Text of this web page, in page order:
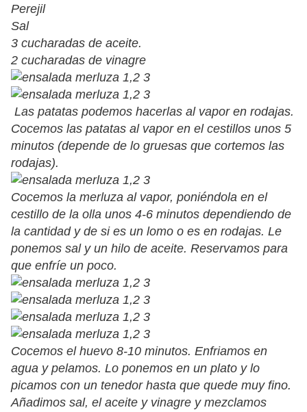
Perejil
Sal
3 cucharadas de aceite.
2 cucharadas de vinagre
Las patatas podemos hacerlas al vapor en rodajas.
Cocemos las patatas al vapor en el cestillos unos 5
minutos (depende de lo gruesas que cortemos las
rodajas).
Cocemos la merluza al vapor, poniéndola en el
cestillo de la olla unos 4-6 minutos dependiendo de
la cantidad y de si es un lomo o es en rodajas. Le
ponemos sal y un hilo de aceite. Reservamos para
que enfríe un poco.
Cocemos el huevo 8-10 minutos. Enfriamos en
agua y pelamos. Lo ponemos en un plato y lo
picamos con un tenedor hasta que quede muy fino.
Añadimos sal, el aceite y vinagre y mezclamos